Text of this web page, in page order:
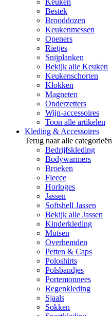
Keuken
Bestek
Brooddozen
Keukenmessen
Openers
Rietjes
Snijplanken
Bekijk alle Keuken
Keukenschorten
Klokken
Magneten
Onderzetters
Wijn-accessoires
Toon alle artikelen
Kleding & Accessoires
Terug naar alle categorieën
Bedrijfskleding
Bodywarmers
Broeken
Fleece
Horloges
Jassen
Softshell Jassen
Bekijk alle Jassen
Kinderkleding
Mutsen
Overhemden
Petten & Caps
Poloshirts
Polsbandjes
Portemonnees
Regenkleding
Sjaals
Sokken